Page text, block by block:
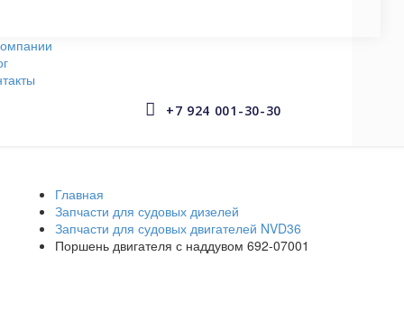

 +7 924 001-30-30
Главная
Запчасти для судовых дизелей
Запчасти для судовых двигателей NVD36
Поршень двигателя с наддувом 692-07001